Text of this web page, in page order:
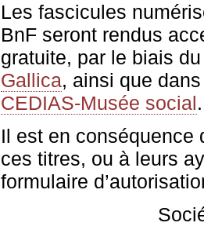
Les fascicules
BnF seront rendus
gratuite, par le biais
Gallica, ainsi que
CEDIAS-Musée social.
Il est en conséquence
ces titres, ou à leurs
formulaire